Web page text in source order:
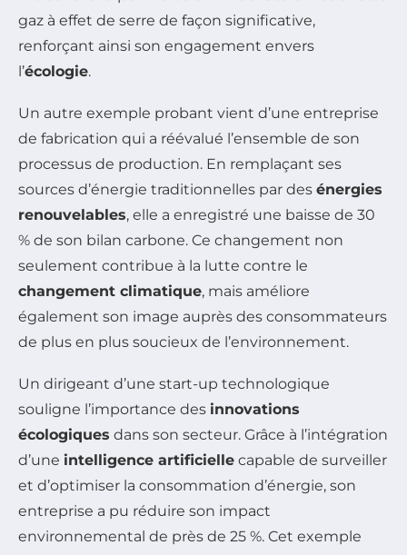
gaz à effet de serre de façon significative,
renforçant ainsi son engagement envers
l’écologie.
Un autre exemple probant vient d’une entreprise
de fabrication qui a réévalué l’ensemble de son
processus de production. En remplaçant ses
sources d’énergie traditionnelles par des énergies
renouvelables, elle a enregistré une baisse de 30
% de son bilan carbone. Ce changement non
seulement contribue à la lutte contre le
changement climatique, mais améliore
également son image auprès des consommateurs
de plus en plus soucieux de l’environnement.
Un dirigeant d’une start-up technologique
souligne l’importance des innovations
écologiques dans son secteur. Grâce à l’intégration
d’une intelligence artificielle capable de surveiller
et d’optimiser la consommation d’énergie, son
entreprise a pu réduire son impact
environnemental de près de 25 %. Cet exemple